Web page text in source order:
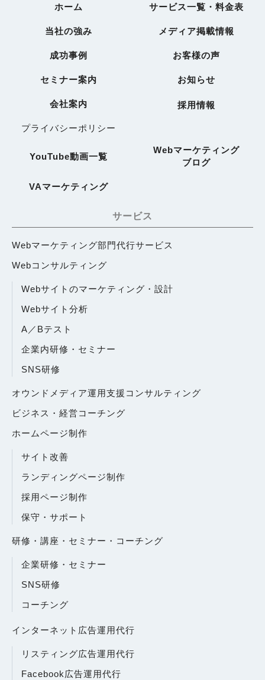
ホーム サービス一覧・料金表
当社の強み メディア掲載情報
成功事例 お客様の声
セミナー案内 お知らせ
会社案内 採用情報
プライバシーポリシー
YouTube動画一覧
Webマーケティング
ブログ
VAマーケティング
サービス
Webマーケティング部門代行サービス
Webコンサルティング
Webサイトのマーケティング・設計
Webサイト分析
A／Bテスト
企業内研修・セミナー
SNS研修
オウンドメディア運用支援コンサルティング
ビジネス・経営コーチング
ホームページ制作
サイト改善
ランディングページ制作
採用ページ制作
保守・サポート
研修・講座・セミナー・コーチング
企業研修・セミナー
SNS研修
コーチング
インターネット広告運用代行
リスティング広告運用代行
Facebook広告運用代行